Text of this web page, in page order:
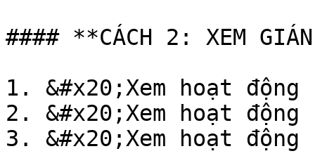
#### **CÁCH 2: XEM
1. &#x20;Xem hoạt động
2. &#x20;Xem hoạt
3. &#x20;Xem hoạt